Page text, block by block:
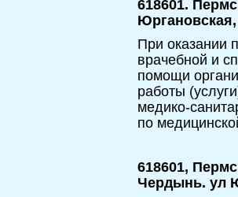
618601.
При оказании
врачебной и
помощи
работы
медико-
по
618601,
Чердынь. ул